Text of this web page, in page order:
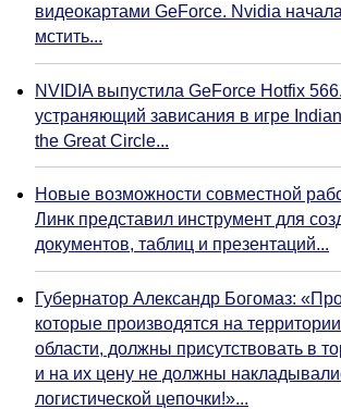
видеокартами GeForce. Nvidia
мстить...
NVIDIA выпустила GeForce Hotfix
устраняющий зависания в игре
the Great Circle...
Новые возможности совместной
Линк представил инструмент для
документов, таблиц и презентаций...
Губернатор Александр Богомаз:
которые производятся на
области, должны присутствовать в
и на их цену не должны
логистической цепочки!»...